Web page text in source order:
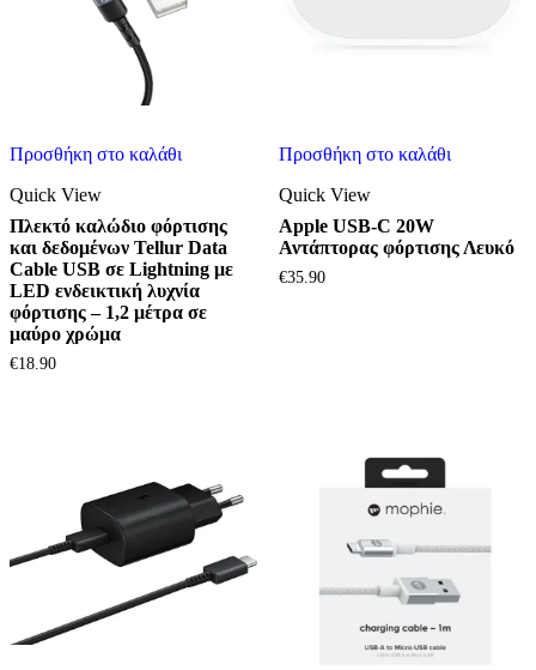
Προσθήκη στο καλάθι
Quick View
Πλεκτό καλώδιο φόρτισης
και δεδομένων Tellur Data
Cable USB σε Lightning με
LED ενδεικτική λυχνία
φόρτισης – 1,2 μέτρα σε
μαύρο χρώμα
€18.90
Προσθήκη στο καλάθι
Quick View
Apple USB-C 20W
Αντάπτορας φόρτισης Λευκό
€35.90